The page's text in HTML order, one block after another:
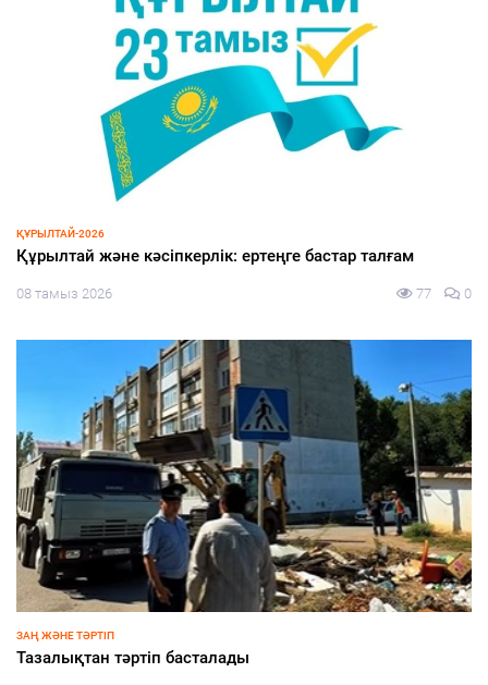
талғам
77
Жеңілдетілген несиеге жол ашылды
Тәртіп пен талап тоғысқан алаң